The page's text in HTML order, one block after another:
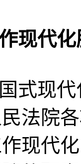
现代
式现
法院
现代